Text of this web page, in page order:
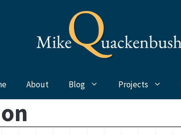
About Blog Projects